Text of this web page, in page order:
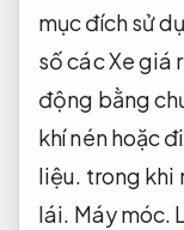
mục đích sử
số các Xe giá
động bằng
khí nén hoặc
liệu. trong khi
lái. Máy móc.